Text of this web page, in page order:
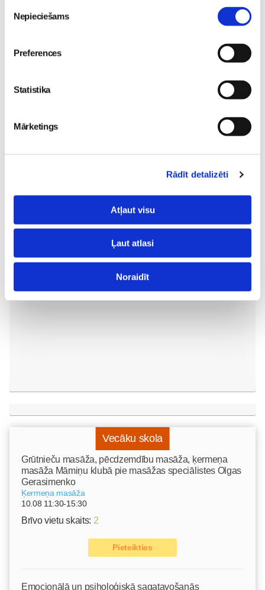
izvēle
Nepieciešams
Preferences
Statistika
Mārketings
Rādīt detalizēti
Atļaut visu
Ļaut atlasi
Noraidīt
Lielais Ģimeņu Kongress 2026
ES būs stingrāki
03. Jul 17:04
FRISO piena maisījums
20. Mar 10:28
Vecāku skola
Grūtnieču masāža, pēcdzemdību masāža, ķermeņa
masāža Māmiņu klubā pie masāžas speciālistes Olgas
Gerasimenko
Ķermeņa masāža
10.08 11:30-15:30
Brīvo vietu skaits: 2
Pieteikties
Emocionālā un psiholoģiskā sagatavošanās